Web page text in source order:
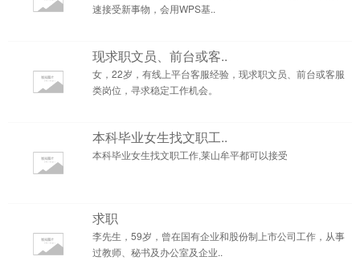
速接受新事物，会用WPS基..
现求职文员、前台或客..
女，22岁，有线上平台客服经验，现求职文员、前台或客服
类岗位，寻求稳定工作机会。
本科毕业女生找文职工..
本科毕业女生找文职工作,莱山牟平都可以接受
求职
李先生，59岁，曾在国有企业和股份制上市公司工作，从事
过教师、秘书及办公室及企业..